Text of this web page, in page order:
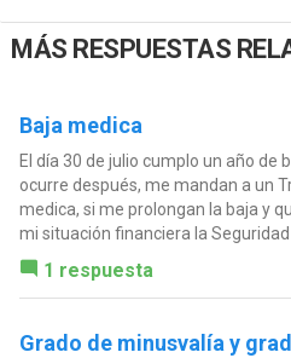
MÁS RESPUESTAS
Baja medica
El día 30 de julio cumplo un año de
ocurre después, me mandan a un
medica, si me prolongan la baja y
mi situación financiera la Seguridad
1 respuesta
Grado de minusvalía y